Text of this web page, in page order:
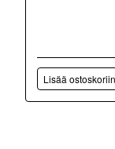
Lisää ostoskoriin